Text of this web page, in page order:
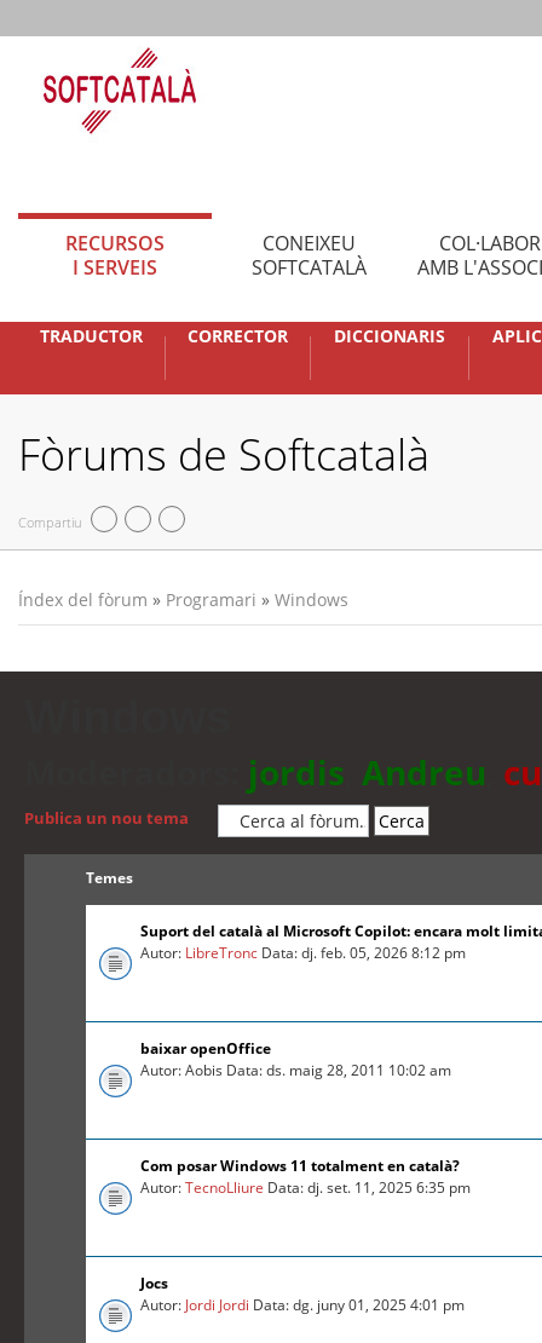
RECURSOS
I SERVEIS
CONEIXEU
SOFTCATALÀ
AMB
TRADUCTOR CORRECTOR DICCIONARIS
Fòrums de Softcatalà
Compartiu
Índex del fòrum » Programari » Windows
jordis Andreu
Publica un nou tema
Temes
Suport del català al Microsoft Copilot: encara molt
Autor: LibreTronc Data: dj. feb. 05, 2026 8:12 pm
baixar openOffice
Autor: Aobis Data: ds. maig 28, 2011 10:02 am
Com posar Windows 11 totalment en català?
Autor:TecnoLliure Data: dj. set. 11, 2025 6:35 pm
Jocs
Autor: Jordi Jordi Data: dg. juny 01, 2025 4:01 pm